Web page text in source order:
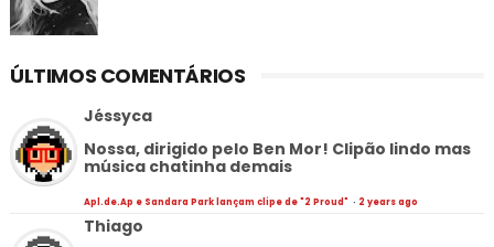
ÚLTIMOS COMENTÁRIOS
Jéssyca
Nossa, dirigido pelo Ben Mor! Clipão lindo mas
música chatinha demais
Apl.de.Ap e Sandara Park lançam clipe de "2 Proud" · 2 years ago
Thiago